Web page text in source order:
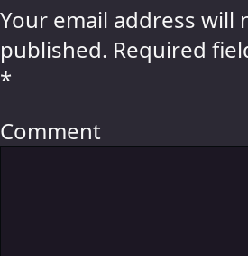
Your email address will
published. Required
*
Comment